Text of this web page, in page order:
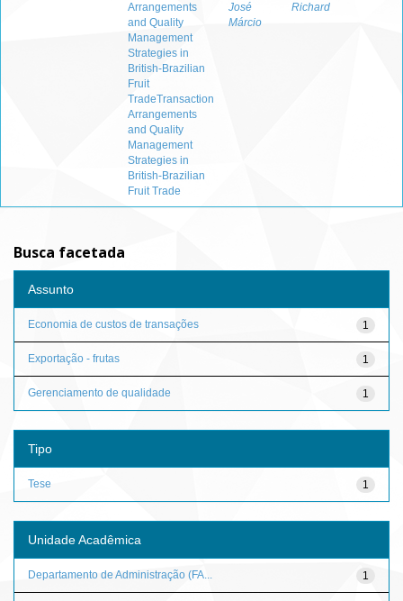
Arrangements
and Quality
Management
Strategies in
British-Brazilian
Fruit
TradeTransaction
Arrangements
and Quality
Management
Strategies in
British-Brazilian
Fruit Trade
José
Márcio
Richard
Busca facetada
Assunto
1
Economia de custos de transações
1
Exportação - frutas
1
Gerenciamento de qualidade
Tipo
1
Tese
Unidade Acadêmica
1
Departamento de Administração (FA...